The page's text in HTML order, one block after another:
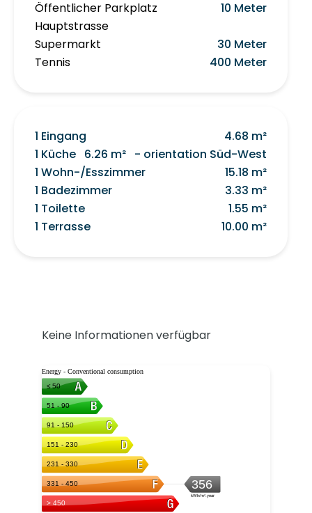
Öffentlicher Parkplatz
10 Meter
Hauptstrasse
Supermarkt
30 Meter
Tennis
400 Meter
1 Eingang
4.68 m²
1 Küche 6.26 m² - orientation Süd-West
1 Wohn-/Esszimmer
15.18 m²
1 Badezimmer
3.33 m²
1 Toilette
1.55 m²
1 Terrasse
10.00 m²
Keine Informationen verfügbar